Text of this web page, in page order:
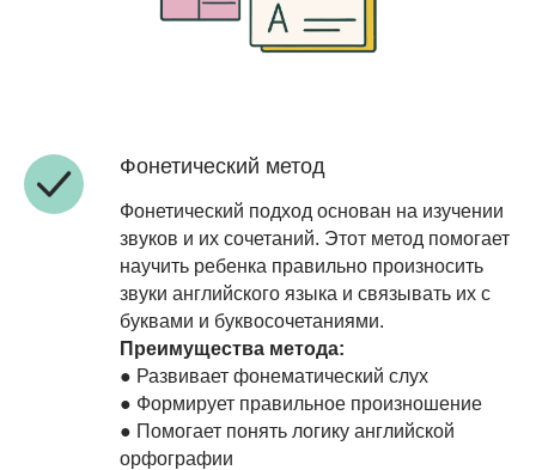
Фонетический метод
Фонетический подход основан на изучении
звуков и их сочетаний. Этот метод помогает
научить ребенка правильно произносить
звуки английского языка и связывать их с
буквами и буквосочетаниями.
Преимущества метода:
● Развивает фонематический слух
● Формирует правильное произношение
● Помогает понять логику английской
орфографии